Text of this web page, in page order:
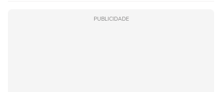
PUBLICIDADE